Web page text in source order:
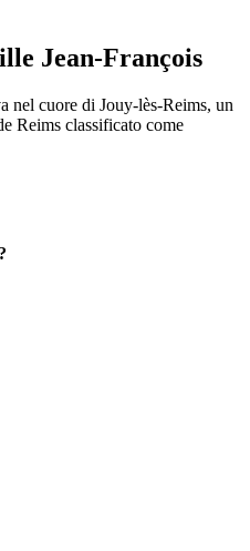
Jean-François
nel cuore di Jouy-lès-Reims, un
Reims classificato come